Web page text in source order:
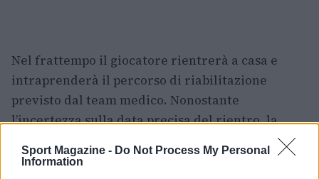
Sport Magazine - Do Not Process My Personal
Information
Nel frattempo il giocatore rientrerà a casa e
intraprenderà il percorso di riabilitazione
previsto dal team medico. Nonostante
l’incertezza sulla data precisa del rientro, la
completa prima di riprendere le competizioni,